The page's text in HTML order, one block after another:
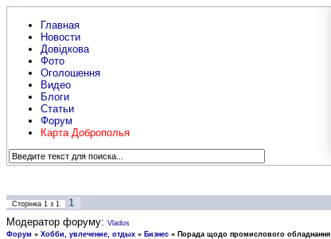
Главная
Новости
Довідкова
Фото
Оголошення
Видео
Блоги
Статьи
Форум
Карта Доброполья
Сторінка 1 з 1
1
Модератор форуму: Vlados
Форум » Хобби, увлечение, отдых » Бизнес » Порада щодо промислового обладнання